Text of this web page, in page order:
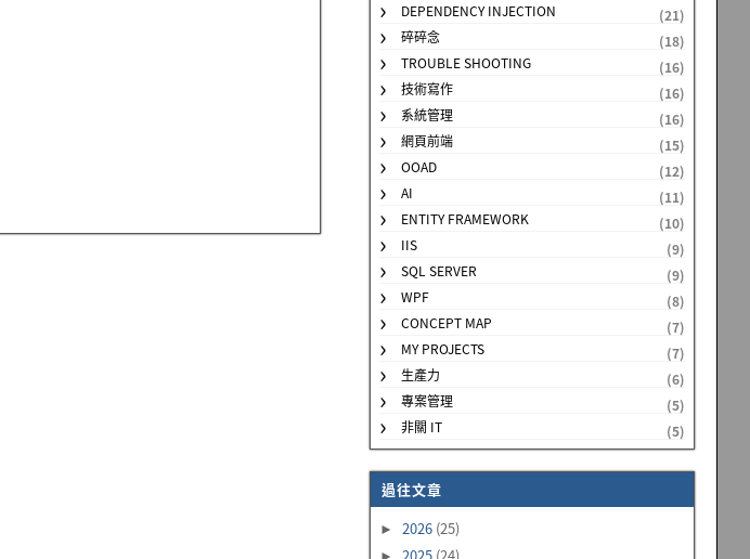
DEPENDENCY INJECTION
(21)
碎碎念
(18)
TROUBLE SHOOTING
(16)
技術寫作
(16)
系統管理
(16)
網頁前端
(15)
OOAD
(12)
AI
(11)
ENTITY FRAMEWORK
(10)
IIS
(9)
SQL SERVER
(9)
WPF
(8)
CONCEPT MAP
(7)
MY PROJECTS
(7)
生產力
(6)
專案管理
(5)
非關 IT
(5)
過往文章
► 2026 (25)
► 2025 (24)